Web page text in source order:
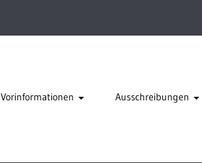
Vorinformationen Ausschreibungen